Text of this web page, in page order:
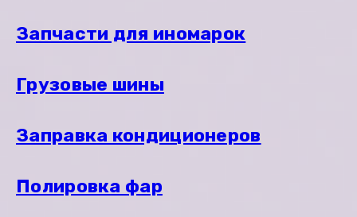
Запчасти для иномарок
Грузовые шины
Заправка кондиционеров
Полировка фар